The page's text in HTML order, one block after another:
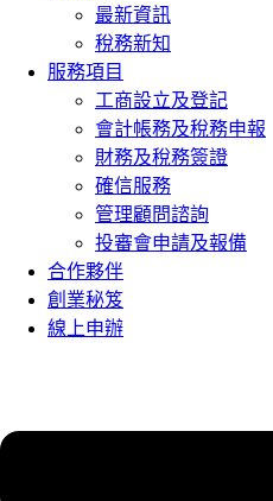
最新資訊
稅務新知
服務項目
工商設立及登記
會計帳務及稅務申報
財務及稅務簽證
確信服務
管理顧問諮詢
投審會申請及報備
合作夥伴
創業秘笈
線上申辦